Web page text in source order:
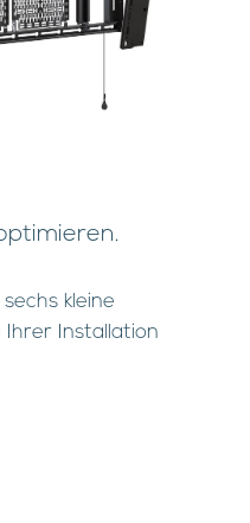
kleine
Ihrer Installation